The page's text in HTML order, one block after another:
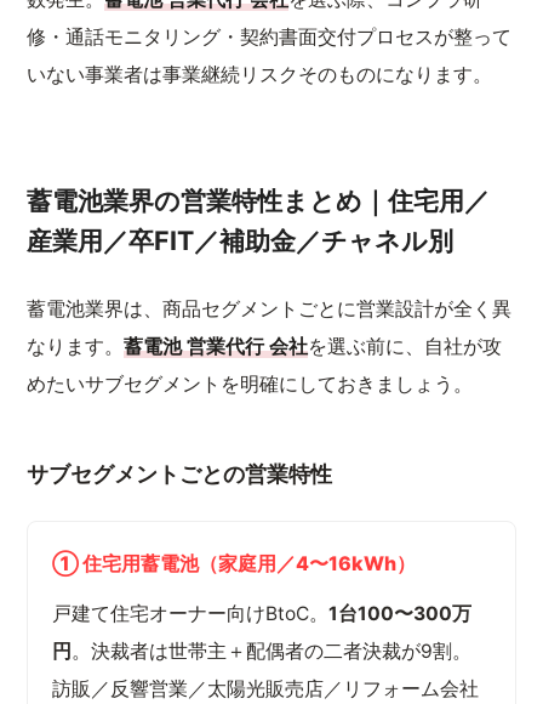
修・通話モニタリング・契約書面交付プロセスが整って
いない事業者は事業継続リスクそのものになります。
蓄電池業界の営業特性まとめ｜住宅用／
産業用／卒FIT／補助金／チャネル別
蓄電池業界は、商品セグメントごとに営業設計が全く異
なります。蓄電池 営業代行 会社を選ぶ前に、自社が攻
めたいサブセグメントを明確にしておきましょう。
サブセグメントごとの営業特性
① 住宅用蓄電池（家庭用／4〜16kWh）
戸建て住宅オーナー向けBtoC。1台100〜300万
円 。決裁者は世帯主＋配偶者の二者決裁が9割。
訪販／反響営業／太陽光販売店／リフォーム会社